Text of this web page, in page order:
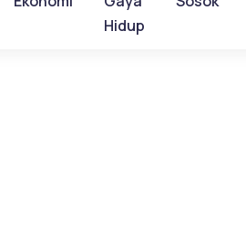
Hidup